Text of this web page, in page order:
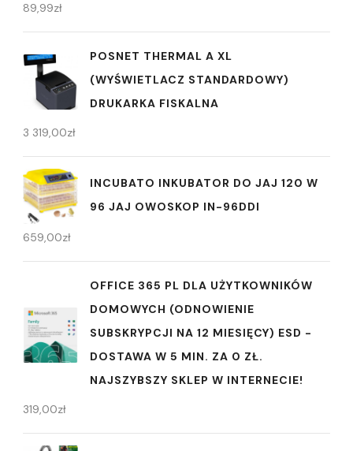
89,99zł
POSNET THERMAL A XL
(WYŚWIETLACZ STANDARDOWY)
DRUKARKA FISKALNA
3 319,00zł
INCUBATO INKUBATOR DO JAJ 120 W
96 JAJ OWOSKOP IN-96DDI
659,00zł
OFFICE 365 PL DLA UŻYTKOWNIKÓW
DOMOWYCH (ODNOWIENIE
SUBSKRYPCJI NA 12 MIESIĘCY) ESD -
DOSTAWA W 5 MIN. ZA 0 ZŁ.
NAJSZYBSZY SKLEP W INTERNECIE!
319,00zł